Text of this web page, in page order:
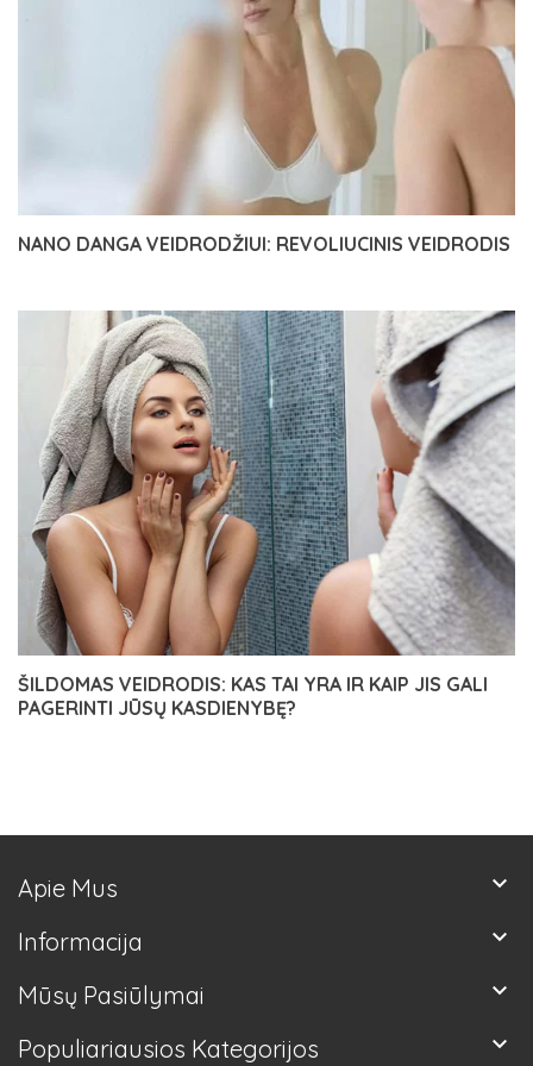
NANO DANGA VEIDRODŽIUI: REVOLIUCINIS VEIDRODIS
ŠILDOMAS VEIDRODIS: KAS TAI YRA IR KAIP JIS GALI
PAGERINTI JŪSŲ KASDIENYBĘ?
Apie Mus keyboard_arrow_down
Informacija keyboard_arrow_down
Mūsų Pasiūlymai keyboard_arrow_down
Populiariausios Kategorijos keyboard_arrow_down